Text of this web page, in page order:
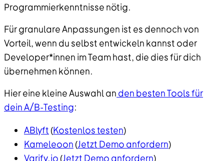
Programmierkenntnisse nötig.
Für granulare Anpassungen ist es dennoch von
Vorteil, wenn du selbst entwickeln kannst oder
Developer*innen im Team hast, die dies für dich
übernehmen können.
Hier eine kleine Auswahl an den besten Tools für
dein A/B-Testing:
ABlyft (Kostenlos testen)
Kameleoon (Jetzt Demo anfordern)
Varify.io (Jetzt Demo anfordern)